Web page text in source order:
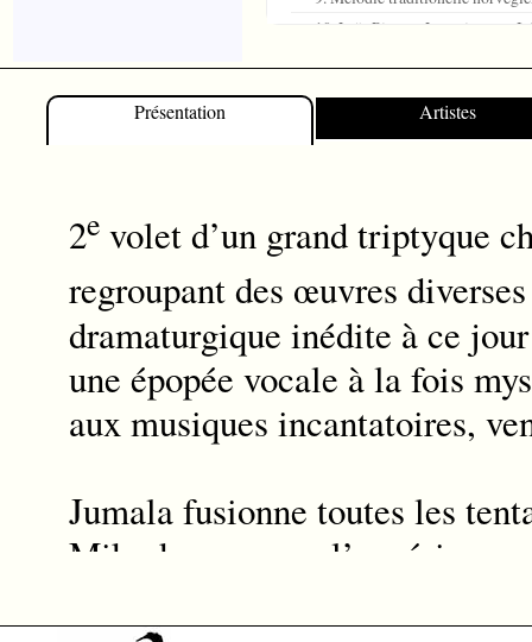
10. Loïc Pierre - Les crieuses -
13. Terje Isunget - Gorrlausen
Présentation Artistes
2evolet d’un grand triptyque
regroupant des œuvres
dramaturgique inédite à ce
une épopée vocale à la fois
aux musiques incantatoires,
Jumala fusionne toutes les
Mikrokosmos sur l’expérience
Enregistrement réalisé en